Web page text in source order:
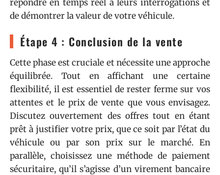
répondre en temps réel à leurs interrogations et
de démontrer la valeur de votre véhicule.
Étape 4 : Conclusion de la vente
Cette phase est cruciale et nécessite une approche
équilibrée. Tout en affichant une certaine
flexibilité, il est essentiel de rester ferme sur vos
attentes et le prix de vente que vous envisagez.
Discutez ouvertement des offres tout en étant
prêt à justifier votre prix, que ce soit par l’état du
véhicule ou par son prix sur le marché. En
parallèle, choisissez une méthode de paiement
sécuritaire, qu’il s’agisse d’un virement bancaire